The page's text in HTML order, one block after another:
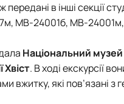
в інші секції
МВ-24001б, МВ-
Національний
Хвіст. В ході екскурсії
які пов’язані з